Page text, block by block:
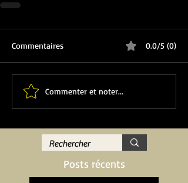
Commentaires 0.0/5 (0)
Commenter et noter...
Posts récents